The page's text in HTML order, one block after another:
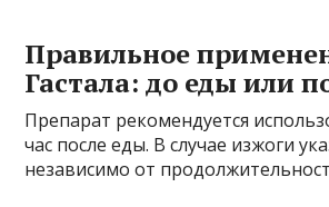
Правильное
Гастала: до еды или
Препарат рекомендуется
час после еды. В случае изжоги
независимо от